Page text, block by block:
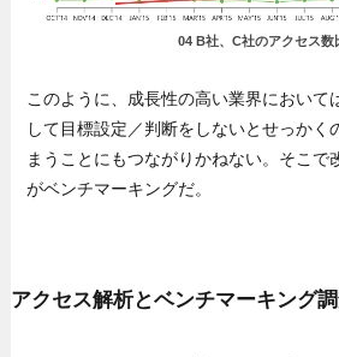
04 B社、C社のアクセス数
このように、成長性の高い業界において
して目標設定／判断をしないとせっかく
まうことにもつながりかねない。そこで
がベンチマーキングだ。
アクセス解析とベンチマーキング